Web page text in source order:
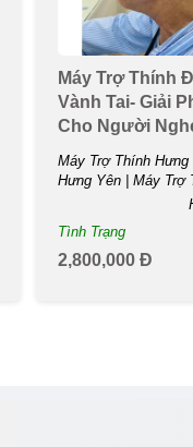
Máy Trợ Thính
Vành Tai- Giải
Cho Người
Máy Trợ Thính Hưng
Hưng Yên | Máy Trợ
Tình Trạng
2,800,000 Đ